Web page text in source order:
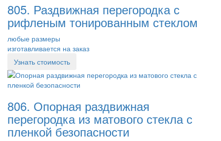
805. Раздвижная перегородка с
рифленым тонированным стеклом
любые размеры
изготавливается на заказ
Узнать стоимость
806. Опорная раздвижная
перегородка из матового стекла с
пленкой безопасности